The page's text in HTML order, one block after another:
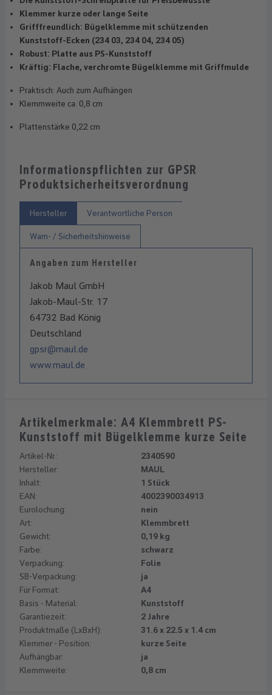
Klemmer kurze oder lange Seite
Grifffreundlich: Bügelklemme mit schützenden
Kunststoff-Ecken (234 03, 234 04, 234 05)
Robust: Platte aus PS-Kunststoff
Kräftig: Flache, verchromte Bügelklemme mit Griffmulde
Praktisch: Auch zum Aufhängen
Klemmweite ca. 0,8 cm
Plattenstärke 0,22 cm
Informationspflichten zur GPSR
Produktsicherheitsverordnung
Hersteller Verantwortliche Person
Warn- / Sicherheitshinweise
Angaben zum Hersteller
Jakob Maul GmbH
Jakob-Maul-Str. 17
64732 Bad König
Deutschland
gpsr@maul.de
www.maul.de
Artikelmerkmale: A4 Klemmbrett PS-
Kunststoff mit Bügelklemme kurze Seite
Artikel-Nr.:
2340590
Hersteller:
MAUL
Inhalt:
1 Stück
EAN:
4002390034913
Eurolochung:
nein
Art:
Klemmbrett
Gewicht:
0,19 kg
Farbe:
schwarz
Verpackung:
Folie
SB-Verpackung:
ja
Für Format:
A4
Basis - Material:
Kunststoff
Garantiezeit:
2 Jahre
Produktmaße (LxBxH):
31.6 x 22.5 x 1.4 cm
Klemmer - Position:
kurze Seite
Aufhängbar:
ja
Klemmweite:
0,8 cm